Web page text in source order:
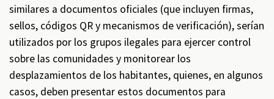
similares a documentos oficiales (que incluyen firmas,
sellos, códigos QR y mecanismos de verificación), serían
utilizados por los grupos ilegales para ejercer control
sobre las comunidades y monitorear los
desplazamientos de los habitantes, quienes, en algunos
casos, deben presentar estos documentos para